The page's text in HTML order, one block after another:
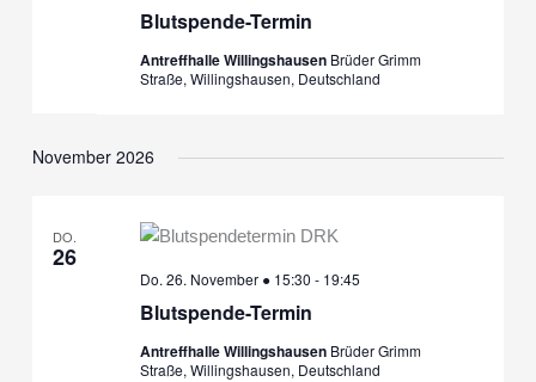
Blutspende-Termin
Antreffhalle Willingshausen Brüder Grimm
Straße, Willingshausen, Deutschland
November 2026
DO.
26
Blutspende-Termin
Do. 26. November ● 15:30 - 19:45
Antreffhalle Willingshausen Brüder Grimm
Straße, Willingshausen, Deutschland